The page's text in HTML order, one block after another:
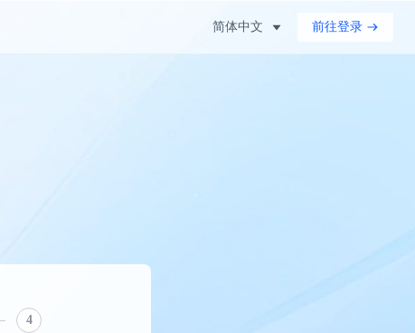
简体中文 前往登录
4